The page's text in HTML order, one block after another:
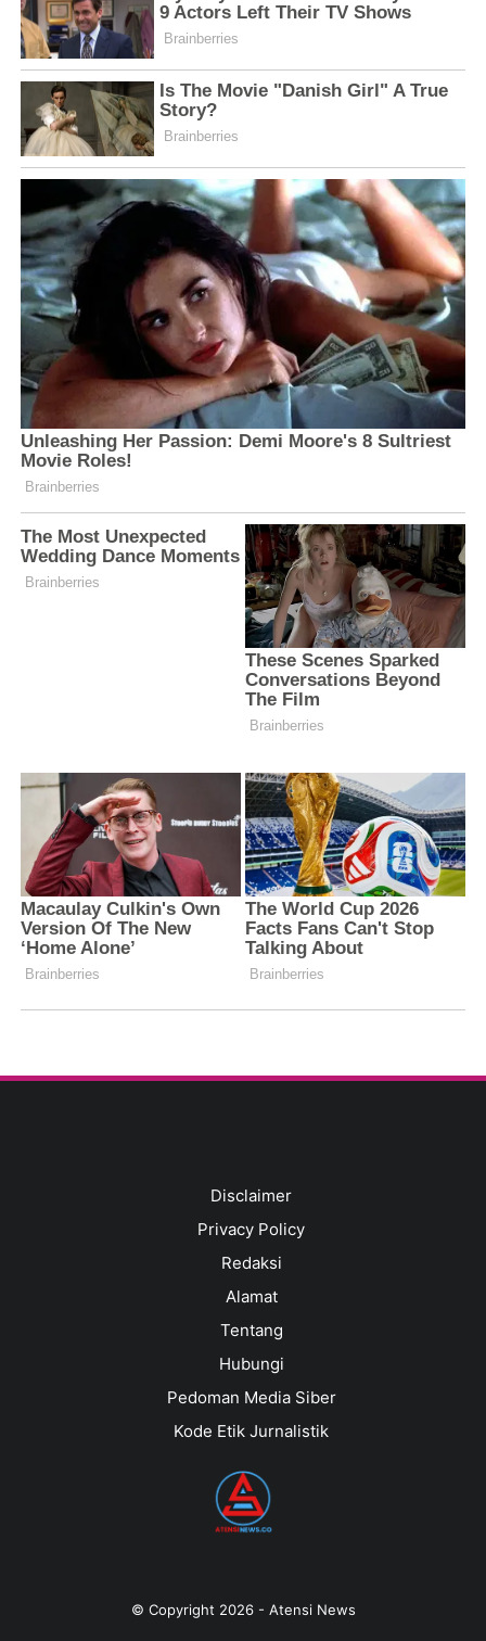
Disclaimer
Privacy Policy
Redaksi
Alamat
Tentang
Hubungi
Pedoman Media Siber
Kode Etik Jurnalistik
© Copyright 2026- Atensi News